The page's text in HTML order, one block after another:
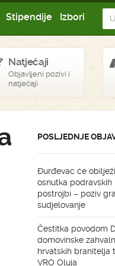
Stipendije Izbori
Natječaji
Objavljeni pozivi i
natječaji
POSLJEDNJE
Đurđevac će
osnutka podravskih
postrojbi – poziv
sudjelovanje
Čestitka povodom
domovinske
hrvatskih branitelja
VRO Oluja